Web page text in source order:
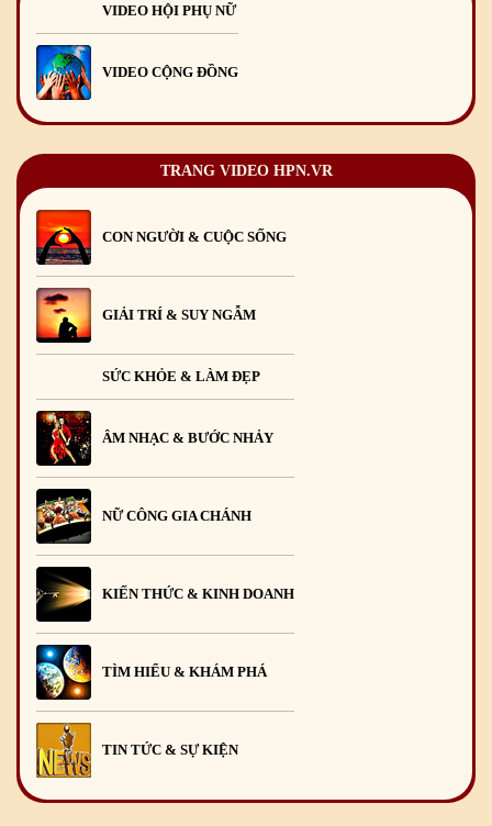
Chúc mừng Giáng sinh và Năm mới 2026
Chúc mừng Giáng sinh và Năm mới 2025
Mừng Xuân Giáp Thìn 2024
VIDEO HỘI PHỤ NỮ
VIDEO CỘNG ĐỒNG
TRANG VIDEO HPN.VR
CON NGƯỜI & CUỘC SỐNG
GIẢI TRÍ & SUY NGẪM
SỨC KHỎE & LÀM ĐẸP
ÂM NHẠC & BƯỚC NHẢY
NỮ CÔNG GIA CHÁNH
KIẾN THỨC & KINH DOANH
TÌM HIỂU & KHÁM PHÁ
TIN TỨC & SỰ KIỆN